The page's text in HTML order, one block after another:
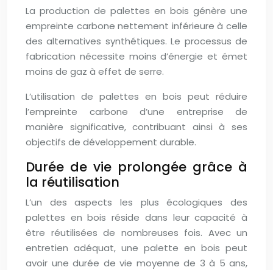
La production de palettes en bois génère une
empreinte carbone nettement inférieure à celle
des alternatives synthétiques. Le processus de
fabrication nécessite moins d’énergie et émet
moins de gaz à effet de serre.
L’utilisation de palettes en bois peut réduire
l’empreinte carbone d’une entreprise de
manière significative, contribuant ainsi à ses
objectifs de développement durable.
Durée de vie prolongée grâce à
la réutilisation
L’un des aspects les plus écologiques des
palettes en bois réside dans leur capacité à
être réutilisées de nombreuses fois. Avec un
entretien adéquat, une palette en bois peut
avoir une durée de vie moyenne de 3 à 5 ans,